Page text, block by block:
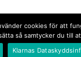
Mitt konto Search
cookies för att
så samtycker du till
Klarnas